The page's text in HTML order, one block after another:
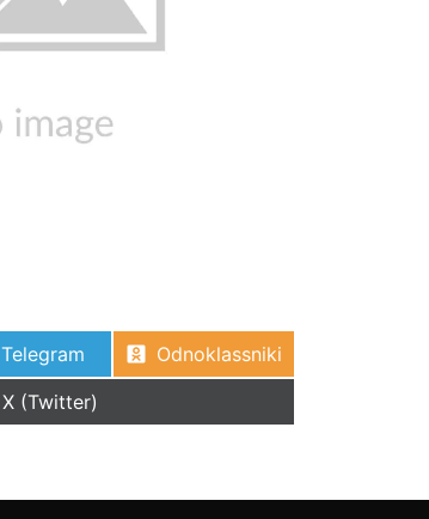
Telegram
Odnoklassniki
X (Twitter)